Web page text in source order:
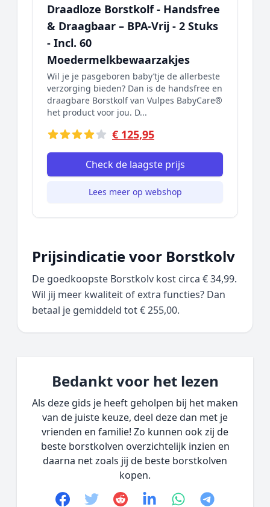
Draadloze Borstkolf - Handsfree
& Draagbaar – BPA-Vrij - 2 Stuks
- Incl. 60
Moedermelkbewaarzakjes
Wil je je pasgeboren baby’tje de allerbeste
verzorging bieden? Dan is de handsfree en
draagbare Borstkolf van Vulpes BabyCare®
het product voor jou. D...
€ 125,95
Check de laagste prijs
Lees meer op webshop
Prijsindicatie voor Borstkolv
De goedkoopste Borstkolv kost circa € 34,99.
Wil jij meer kwaliteit of extra functies? Dan
betaal je gemiddeld tot € 255,00.
Bedankt voor het lezen
Als deze gids je heeft geholpen bij het maken
van de juiste keuze, deel deze dan met je
vrienden en familie! Zo kunnen ook zij de
beste borstkolven overzichtelijk inzien en
daarna net zoals jij de beste borstkolven
kopen.
Facebook
TwitterRedditlinkedinwhatsapp
telegram